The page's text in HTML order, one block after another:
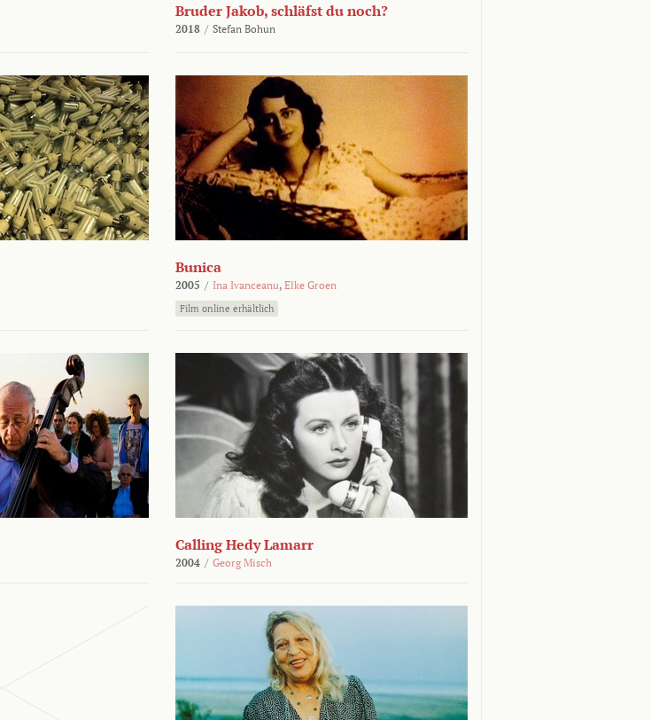
Bruder Jakob, schläfst du noch?
2018 / Stefan Bohun
Bunica
2005 / Ina Ivanceanu, Elke Groen
Film online erhältlich
Calling Hedy Lamarr
2004 / Georg Misch